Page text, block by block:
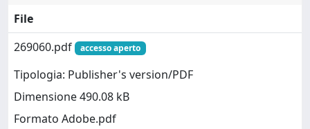
File
269060.pdf
accesso aperto
Tipologia: Publisher's version/PDF
Dimensione 490.08 kB
Formato Adobe.pdf